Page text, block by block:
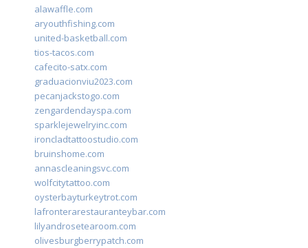
alawaffle.com
aryouthfishing.com
united-basketball.com
tios-tacos.com
cafecito-satx.com
graduacionviu2023.com
pecanjackstogo.com
zengardendayspa.com
sparklejewelryinc.com
ironcladtattoostudio.com
bruinshome.com
annascleaningsvc.com
wolfcitytattoo.com
oysterbayturkeytrot.com
lafronterarestauranteybar.com
lilyandrosetearoom.com
olivesburgberrypatch.com